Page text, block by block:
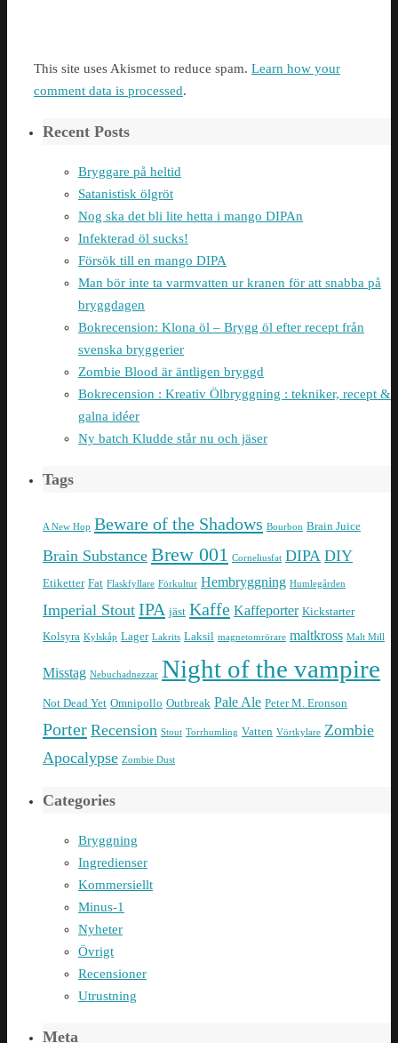
This site uses Akismet to reduce spam. Learn how your
comment data is processed.
Recent Posts
Bryggare på heltid
Satanistisk ölgröt
Nog ska det bli lite hetta i mango DIPAn
Infekterad öl sucks!
Försök till en mango DIPA
Man bör inte ta varmvatten ur kranen för att snabba på
bryggdagen
Bokrecension: Klona öl – Brygg öl efter recept från
svenska bryggerier
Zombie Blood är äntligen bryggd
Bokrecension : Kreativ Ölbryggning : tekniker, recept &
galna idéer
Ny batch Kludde står nu och jäser
Tags
A New Hop Beware of the Shadows Bourbon Brain Juice
Brain Substance Brew 001 Corneliusfat DIPA DIY
Etiketter Fat Flaskfyllare Förkultur Hembryggning Humlegården
Imperial Stout IPA jäst Kaffe Kaffeporter Kickstarter
Kolsyra Kylskåp Lager Lakrits Laksil magnetomrörare maltkross Malt Mill
Misstag Nebuchadnezzar Night of the vampire
Not Dead Yet Omnipollo Outbreak Pale Ale Peter M. Eronson
Porter Recension Stout Torrhumling Vatten Vörtkylare Zombie
Apocalypse Zombie Dust
Categories
Bryggning
Ingredienser
Kommersiellt
Minus-1
Nyheter
Övrigt
Recensioner
Utrustning
Meta